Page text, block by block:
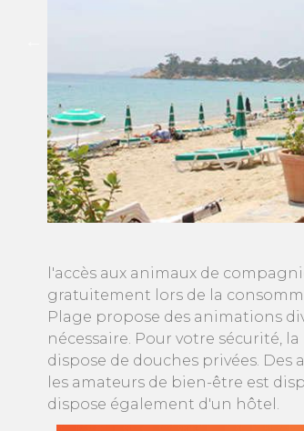
l'accès aux animaux de
gratuitement lors de la
Plage propose des animations
nécessaire. Pour votre sécurité,
dispose de douches privées.
les amateurs de bien-être est
dispose également d'un hôtel.